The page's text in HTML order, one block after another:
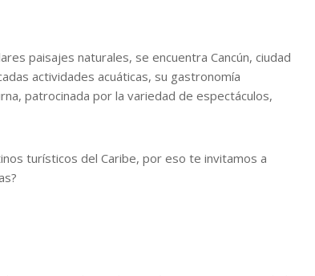
paisajes naturales, se encuentra Cancún, ciudad
actividades acuáticas, su gastronomía
patrocinada por la variedad de espectáculos,
turísticos del Caribe, por eso te invitamos a